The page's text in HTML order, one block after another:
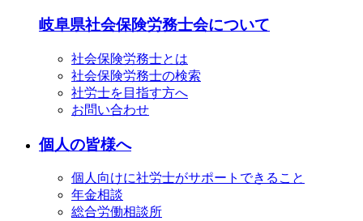
岐阜県社会保険労務士会について
社会保険労務士とは
社会保険労務士の検索
社労士を目指す方へ
お問い合わせ
個人の皆様へ
個人向けに社労士がサポートできること
年金相談
総合労働相談所